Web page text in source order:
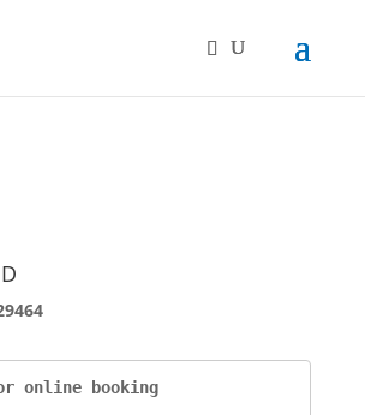
online booking